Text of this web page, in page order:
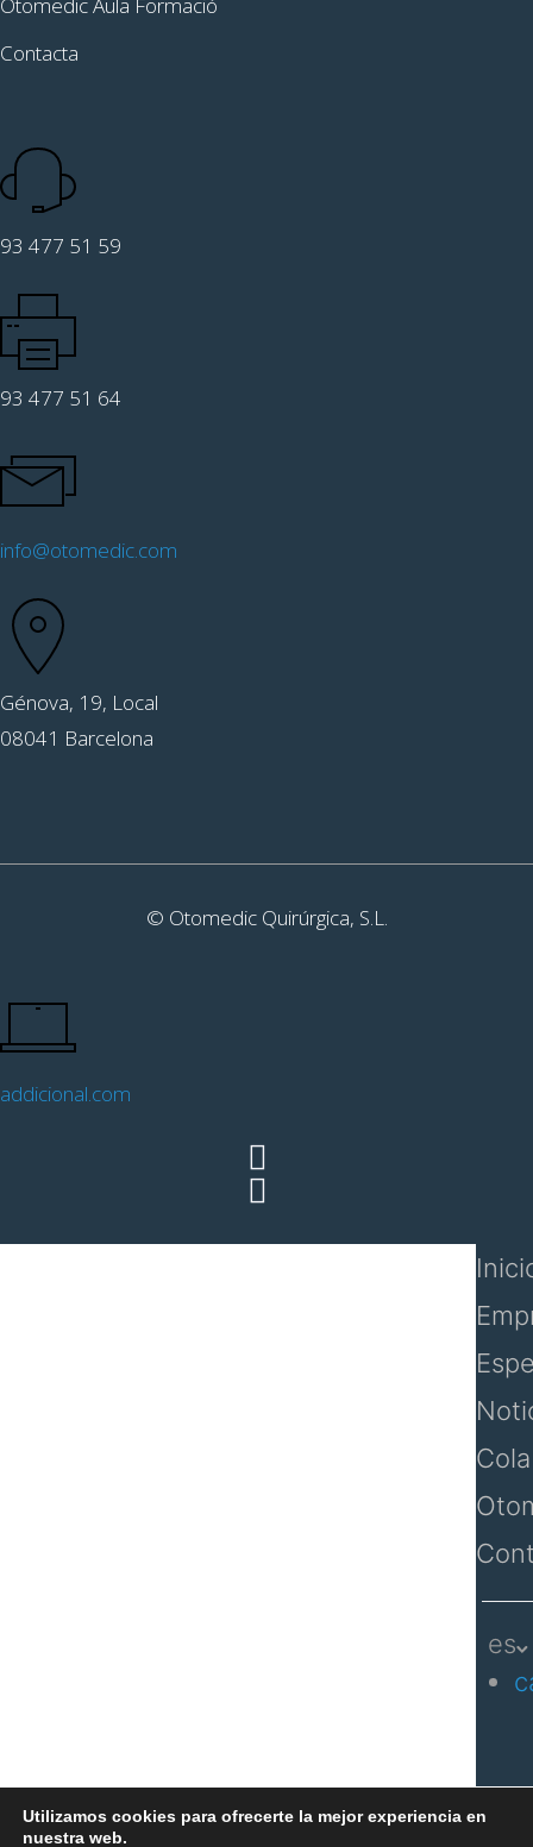
Contacta
93 477 51 59
93 477 51 64
info@otomedic.com
Génova, 19, Local
08041 Barcelona
© Otomedic Quirúrgica, S.L.
addicional.com
es
Utilizamos cookies para ofrecerte la mejor experiencia en
nuestra web.